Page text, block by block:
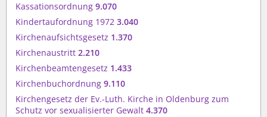
Kassationsordnung 9.070
Kindertaufordnung 1972 3.040
Kirchenaufsichtsgesetz 1.370
Kirchenaustritt 2.210
Kirchenbeamtengesetz 1.433
Kirchenbuchordnung 9.110
Kirchengesetz der Ev.-Luth. Kirche in Oldenburg zum
Schutz vor sexualisierter Gewalt 4.370